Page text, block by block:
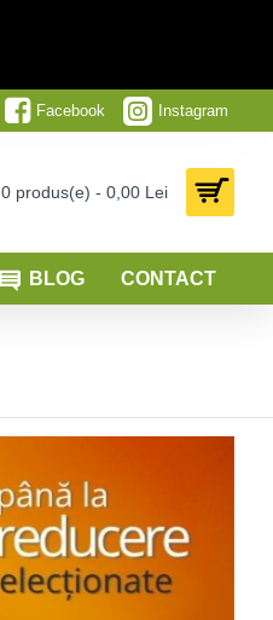
Facebook Instagram
0 produs(e) - 0,00 Lei
BLOG CONTACT